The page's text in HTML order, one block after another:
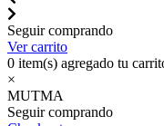
Seguir comprando
Ver carrito
0 item(s) agregado tu
×
MUTMA
Seguir comprando